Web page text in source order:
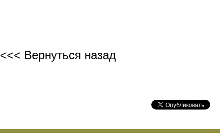
<<< Вернуться назад